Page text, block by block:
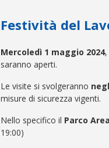
Festività del
Mercoledì 1 maggio 2024,
saranno aperti.
Le visite si svolgeranno
misure di sicurezza vigenti.
Nello specifico il Parco
19:00)